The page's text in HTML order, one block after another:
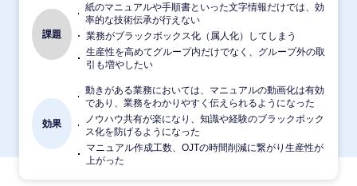
課題
紙のマニュアルや手順書といった文字情報だけでは、効
率的な技術伝承が行えない
業務がブラックボックス化（属人化）してしまう
生産性を高めてグループ内だけでなく、グループ外の取
引も増やしたい
効果
動きがある業務においては、マニュアルの動画化は有効
であり、業務をわかりやすく伝えられるようになった
ノウハウ共有が楽になり、知識や経験のブラックボック
ス化を防げるようになった
マニュアル作成工数、OJTの時間削減に繋がり生産性が
上がった